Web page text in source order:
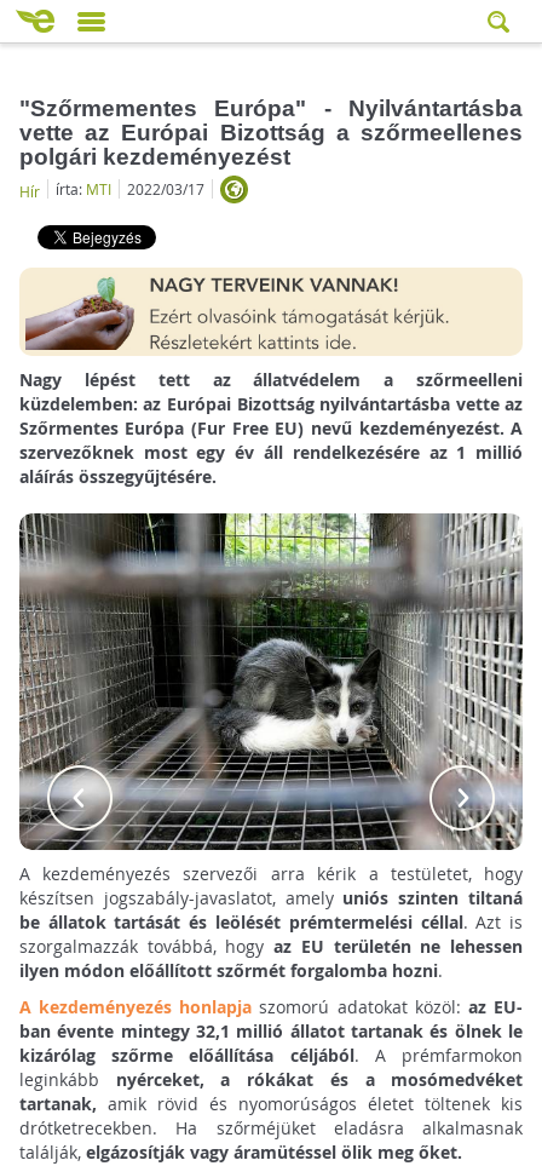
"Szőrmementes Európa" - Nyilvántartásba
vette az Európai Bizottság a szőrmeellenes
polgári kezdeményezést
Hír írta: MTI 2022/03/17
Nagy lépést tett az állatvédelem a szőrmeelleni
küzdelemben: az Európai Bizottság nyilvántartásba vette az
Szőrmentes Európa (Fur Free EU) nevű kezdeményezést. A
szervezőknek most egy év áll rendelkezésére az 1 millió
aláírás összegyűjtésére.
A kezdeményezés szervezői arra kérik a testületet, hogy
készítsen jogszabály-javaslatot, amely uniós szinten tiltaná
be állatok tartását és leölését prémtermelési céllal. Azt is
szorgalmazzák továbbá, hogyaz EU területén ne lehessen
ilyen módon előállított szőrmét forgalomba hozni.
A kezdeményezés honlapja szomorú adatokat közöl:az EU-
ban évente mintegy 32,1 millió állatot tartanak és ölnek le
kizárólag szőrme előállítása céljából. A prémfarmokon
leginkább nyérceket, a rókákat és a mosómedvéket
tartanak, amik rövid és nyomorúságos életet töltenek kis
drótketrecekben. Ha szőrméjüket eladásra alkalmasnak
találják, elgázosítják vagy áramütéssel ölik meg őket.